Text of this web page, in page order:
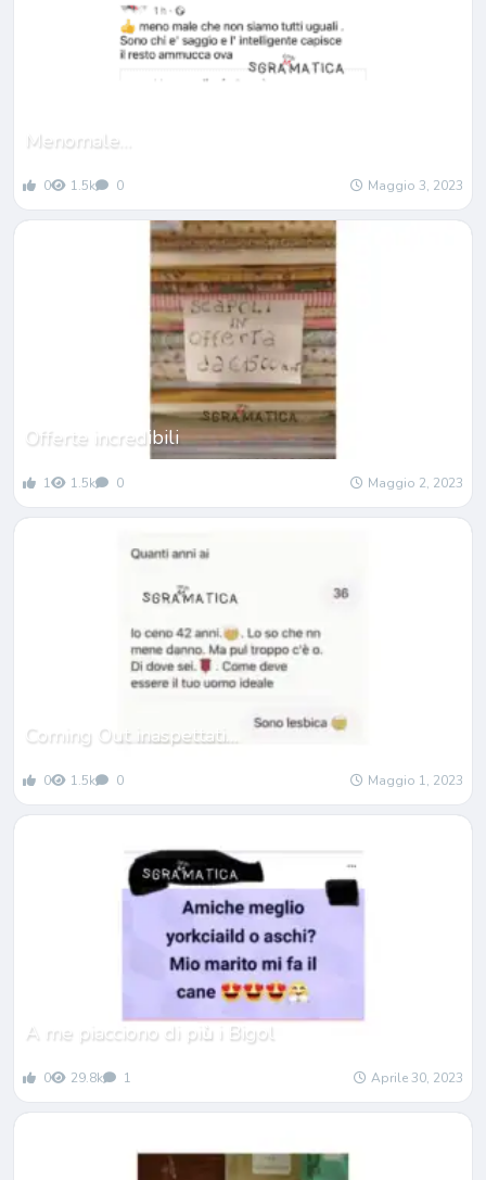
Menomale…
0 1.5k 0 Maggio 3, 2023
Offerte incredibili
1 1.5k 0 Maggio 2, 2023
Coming Out inaspettati…
0 1.5k 0 Maggio 1, 2023
A me piacciono di piùi Bigol
0 29.8k 1 Aprile 30, 2023